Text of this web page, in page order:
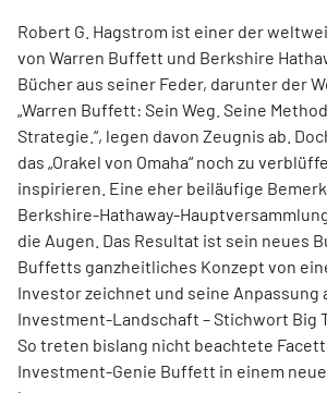
Robert G. Hagstrom ist einer der
von Warren Buffett und Berkshire
Bücher aus seiner Feder, darunter der
„Warren Buffett: Sein Weg. Seine
Strategie.“, legen davon Zeugnis ab.
das „Orakel von Omaha“ noch zu
inspirieren. Eine eher beiläufige
Berkshire-Hathaway-
die Augen. Das Resultat ist sein neues
Buffetts ganzheitliches Konzept von
Investor zeichnet und seine Anpassung
Investment-Landschaft – Stichwort Big
So treten bislang nicht beachtete
Investment-Genie Buffett in einem